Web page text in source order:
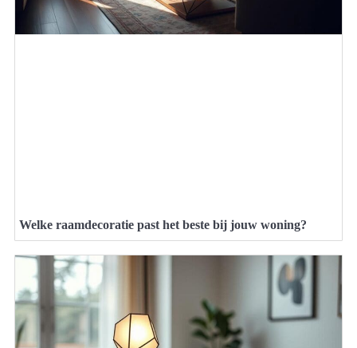
Welke raamdecoratie past het beste bij jouw woning?